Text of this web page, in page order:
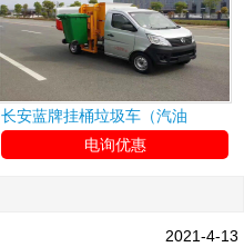
长安蓝牌挂桶垃圾车（汽油
电询优惠
2021-4-13